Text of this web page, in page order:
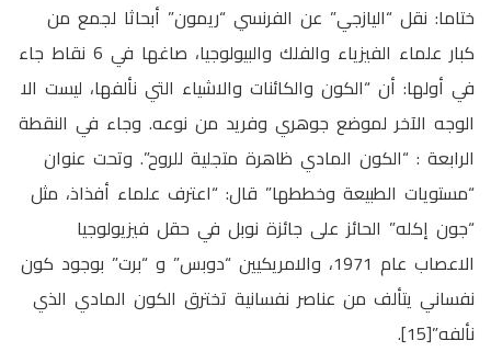
ختاما: نقل “اليازجي” عن الفرنسي “ريمون” أبحاثا لجمع من
كبار علماء الفيزياء والفلك والبيولوجيا، صاغها في 6 نقاط جاء
في أولها: أن “الكون والكائنات والاشياء التي نألفها، ليست الا
الوجه الآخر لموضع جوهري وفريد من نوعه. وجاء في النقطة
الرابعة : “الكون المادي ظاهرة متجلية للروح”. وتحت عنوان
“مستويات الطبيعة وخططها” قال: “اعترف علماء أفذاذ، مثل
“جون إكله” الحائز على جائزة نوبل في حقل فيزيولوجيا
الاعصاب عام 1971، والامريكيين “دوبس” و “برت” بوجود كون
نفساني يتألف من عناصر نفسانية تخترق الكون المادي الذي
نألفه”[15].